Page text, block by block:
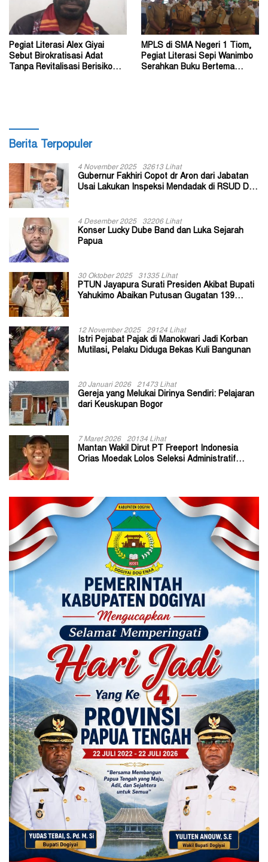
Pegiat Literasi Alex Giyai
Sebut Birokratisasi Adat
Tanpa Revitalisasi Berisiko
MPLS di SMA Negeri 1 Tiom,
Pegiat Literasi Sepi Wanimbo
Serahkan Buku Bertema
Berita Terpopuler
4 November 2025 32613 Lihat
Gubernur Fakhiri Copot dr Aron dari Jabatan
Usai Lakukan Inspeksi Mendadak di RSUD Dok
4 Desember 2025 32206 Lihat
Konser Lucky Dube Band dan Luka Sejarah
Papua
30 Oktober 2025 31335 Lihat
PTUN Jayapura Surati Presiden Akibat Bupati
Yahukimo Abaikan Putusan Gugatan 139
12 November 2025 29124 Lihat
Istri Pejabat Pajak di Manokwari Jadi Korban
Mutilasi, Pelaku Diduga Bekas Kuli Bangunan
20 Januari 2026 21473 Lihat
Gereja yang Melukai Dirinya Sendiri: Pelajaran
dari Keuskupan Bogor
7 Maret 2026 20134 Lihat
Mantan Wakil Dirut PT Freeport Indonesia
Orias Moedak Lolos Seleksi Administratif